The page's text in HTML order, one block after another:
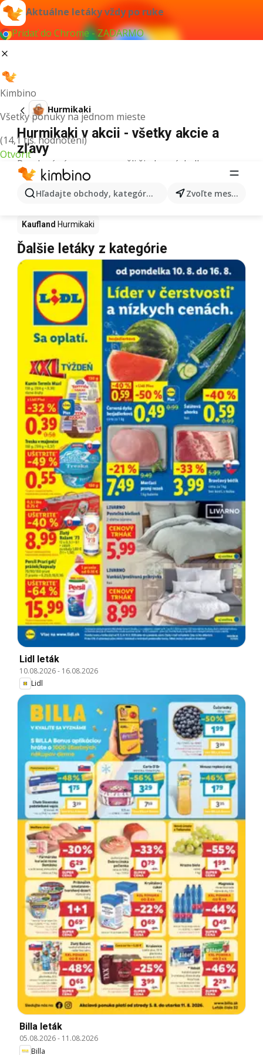
Aktuálne letáky vždy po ruke
Pridať do Chrome - ZADARMO
Kimbino
Všetky ponuky na jednom mieste
(14,1 tis. hodnotení)
Otvoriť
Hľadajte obchody, kategórie, produkty... Zvoľte mesto
Hurmikaki
Hurmikaki v akcii - všetky akcie a
zľavy
Pre daný výraz sme nenašli žiadne výsledky.
Hurmikaki v akcii - Kde kúpiť?
Tesco Hurmikaki Lidl Hurmikaki
Kaufland Hurmikaki
Ďalšie letáky z kategórie
Lidl leták
10.08.2026- 16.08.2026
Lidl
Billa leták
05.08.2026- 11.08.2026
Billa